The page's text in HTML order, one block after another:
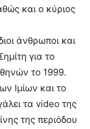
και ο κύριος
άνθρωποι και
για το
το 1999.
Ιμίων και το
τα video της
της περιόδου